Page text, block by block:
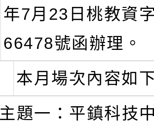
年7月23日桃教資
66478號函辦理。
本月場次內容如
主題一：平鎮科技